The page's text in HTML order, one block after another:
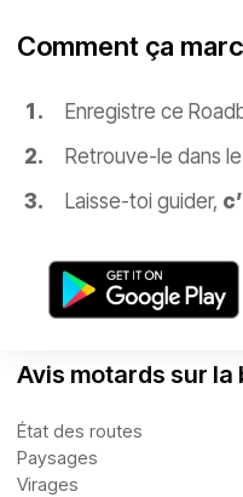
Comment ça
Enregistre ce
Retrouve-le dans le
Laisse-toi guider,
Avis motards sur la
État des routes
Paysages
Virages